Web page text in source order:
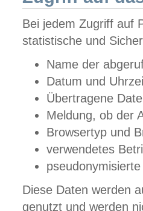
Bei jedem Zugriff auf
statistische und
Name der
Datum und
Übertragene
Meldung, ob der
Browsertyp und
verwendetes
Diese Daten werden
genutzt und werden